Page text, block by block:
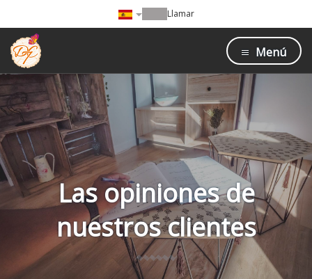
Llamar
Menú
Las opiniones de
nuestros clientes